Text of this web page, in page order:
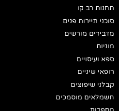
תחנות רב קו
סוכני תיירות פנים
מדבירים מורשים
מוניות
ספא ועיסויים
רופאי שיניים
קבלני שיפוצים
חשמלאים מוסמכים